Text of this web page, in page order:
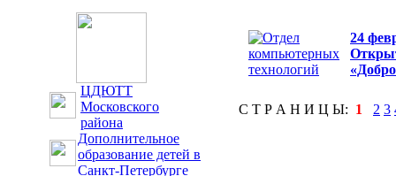
ЦДЮТТ
Московского
района
Дополнительное
образование детей в
Санкт-Петербурге
24
С Т Р А Н И Ц Ы: 1 2 3